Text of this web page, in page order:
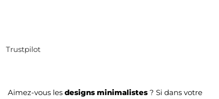
Trustpilot
Aimez-vous les designs minimalistes ? Si dans votre